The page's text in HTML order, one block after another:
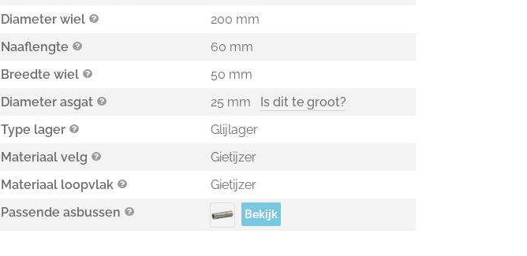
Diameter wiel
200 mm
Naaflengte
60 mm
Breedte wiel
50 mm
Diameter asgat
25 mm
Is dit te groot?
Type lager
Glijlager
Materiaal velg
Gietijzer
Materiaal loopvlak
Gietijzer
Passende asbussen
Bekijk